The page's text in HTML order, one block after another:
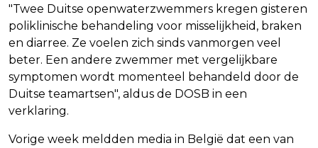
"Twee Duitse openwaterzwemmers kregen gisteren
poliklinische behandeling voor misselijkheid, braken
en diarree. Ze voelen zich sinds vanmorgen veel
beter. Een andere zwemmer met vergelijkbare
symptomen wordt momenteel behandeld door de
Duitse teamartsen", aldus de DOSB in een
verklaring.
Vorige week meldden media in België dat een van